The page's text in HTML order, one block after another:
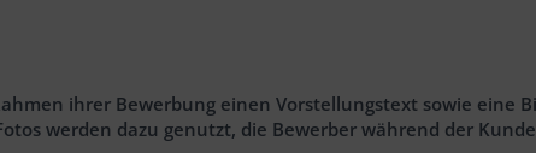
ihrer Bewerbung einen Vorstellungstext sowie eine
werden dazu genutzt, die Bewerber während der